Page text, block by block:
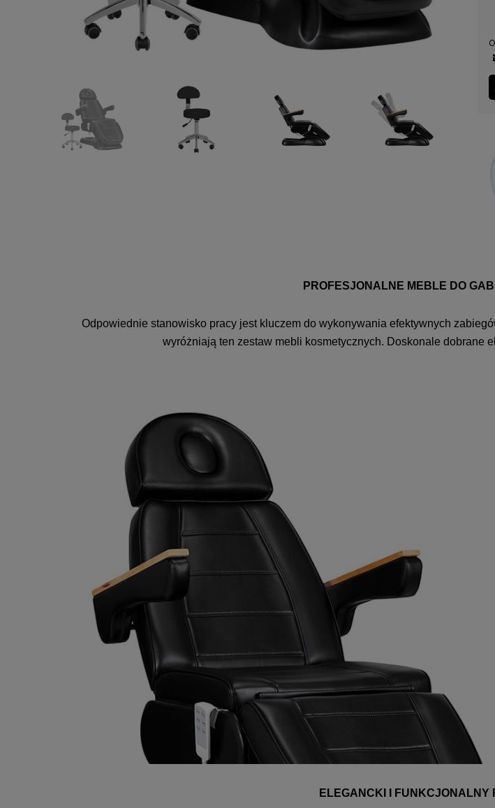
PROFESJONALNE MEBLE DO
Odpowiednie stanowisko pracy jest kluczem do wykonywania efektywnych
wyróżniają ten zestaw mebli kosmetycznych. Doskonale dobrane
ELEGANCKI I FUNKCJONALNY